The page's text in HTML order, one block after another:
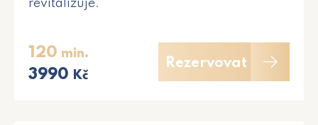
revitalizuje.
120 min.
3990 Kč
Rezervovat